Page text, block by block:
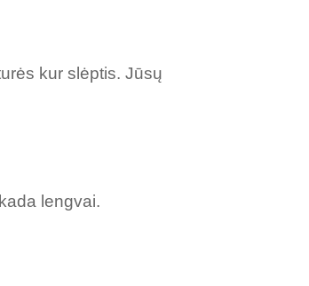
kur slėptis. Jūsų
lengvai.